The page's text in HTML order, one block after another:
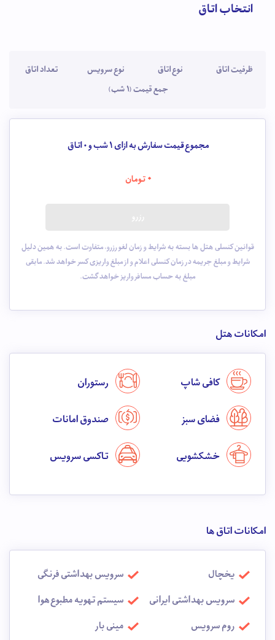
انتخاب اتاق
ظرفیت اتاق نوع اتاق نوع سرویس
تعداد اتاق
جمع قیمت (1 شب)
مجموع قیمت سفارش به ازای 1 شب و 0اتاق
0تومان
قوانین کنسلی هتل ها بسته به شرایط و زمان لغو رزرو، متفاوت است. به همین دلیل
شرایط و مبلغ جریمه در زمان کنسلی اعلام و از مبلغ واریزی کسر خواهد شد. مابقی
مبلغ به حساب مسافر واریز خواهد گشت.
امکانات هتل
کافی شاپ رستوران
فضای سبز صندوق امانات
خشکشویی تاکسی سرویس
امکانات اتاق ها
یخچال
سرویس بهداشتی فرنگی
سرویس بهداشتی ایرانی
سیستم تهویه مطبوع هوا
روم سرویس
مینی بار